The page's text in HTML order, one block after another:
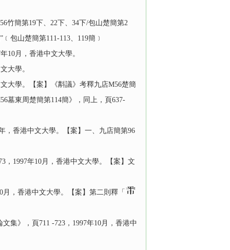
竹簡第19下、22下、34下/包山楚簡第2
包山楚簡第111-113、119簡﹞
月，香港中文大學。
大學。
大學。【案】《斠議》考釋九店M56楚簡
墓東周楚簡第114簡》，同上，頁637-
香港中文大學。【案】一、九店簡第96
，1997年10月，香港中文大學。【案】文
，香港中文大學。【案】第二則釋「
》，頁711 -723，1997年10月，香港中